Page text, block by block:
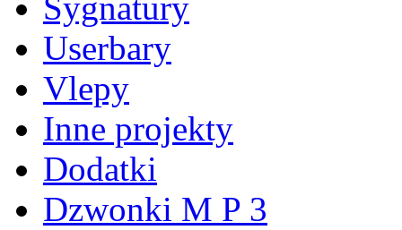
Userbary
Vlepy
Inne projekty
Dodatki
Dzwonki M P 3